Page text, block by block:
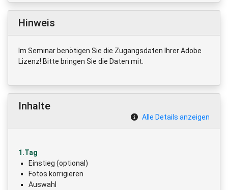
Hinweis
Im Seminar benötigen Sie die Zugangsdaten Ihrer Adobe
Lizenz! Bitte bringen Sie die Daten mit.
Inhalte
Alle Details anzeigen
1.Tag
Einstieg (optional)
Fotos korrigieren
Auswahl